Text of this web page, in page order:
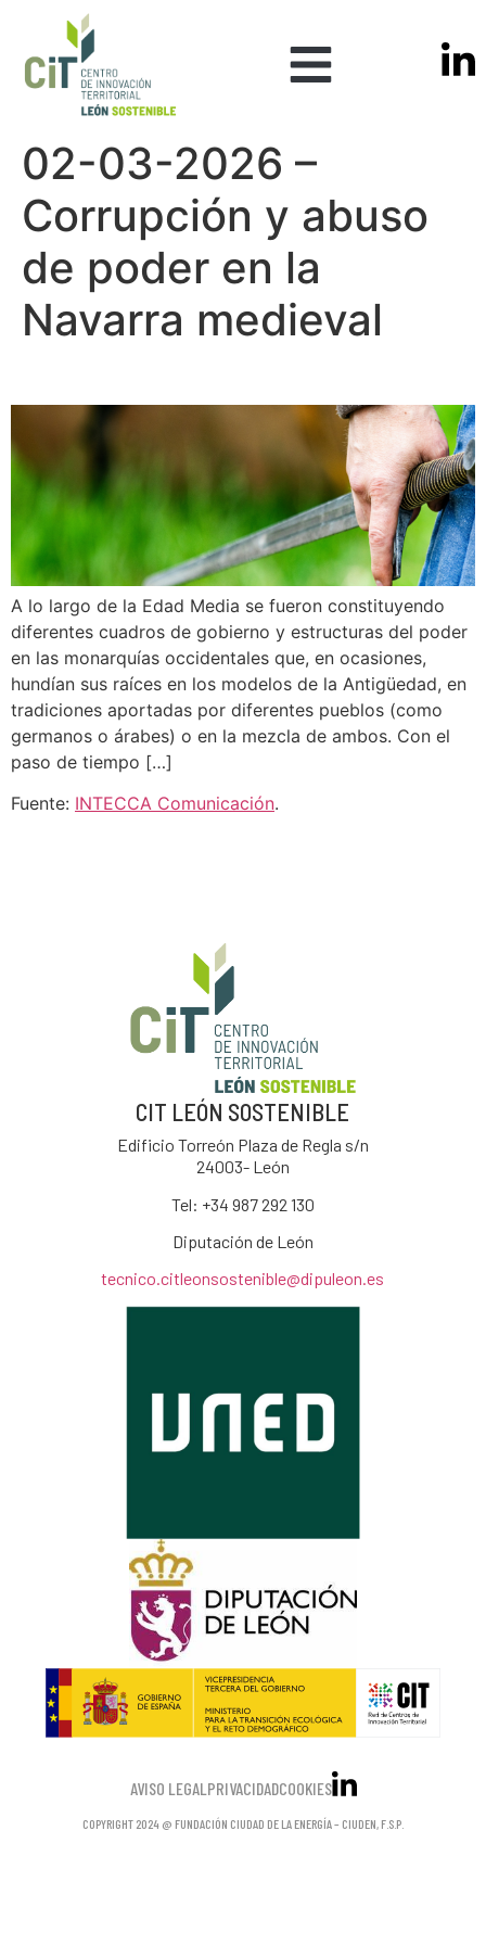
02-03-2026 –
Corrupción y abuso
de poder en la
Navarra medieval
A lo largo de la Edad Media se fueron constituyendo
diferentes cuadros de gobierno y estructuras del poder
en las monarquías occidentales que, en ocasiones,
hundían sus raíces en los modelos de la Antigüedad, en
tradiciones aportadas por diferentes pueblos (como
germanos o árabes) o en la mezcla de ambos. Con el
paso de tiempo […]
Fuente: INTECCA Comunicación.
CIT LEÓN SOSTENIBLE
Edificio Torreón Plaza de Regla s/n
24003- León
Tel: +34 987 292 130
Diputación de León
tecnico.citleonsostenible@dipuleon.es
COPYRIGHT 2024 @ FUNDACIÓN CIUDAD DE LA ENERGÍA – CIUDEN, F.S.P.
AVISO LEGAL PRIVACIDADCOOKIES